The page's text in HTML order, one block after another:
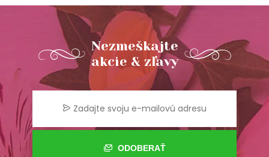
Nezmeškajte
akcie & zľavy
ODOBERAŤ